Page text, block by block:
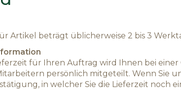
Artikel beträgt üblicherweise 2 bis 3
für Ihren Auftrag wird Ihnen bei
persönlich mitgeteilt. Wenn Sie
in welcher Sie die Lieferzeit noch